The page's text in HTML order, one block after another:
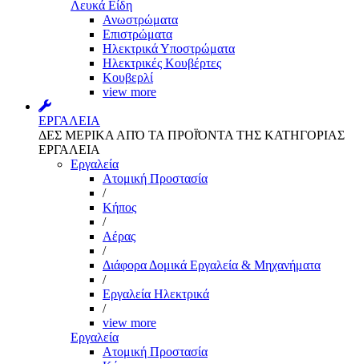
Λευκά Είδη
Ανωστρώματα
Επιστρώματα
Ηλεκτρικά Υποστρώματα
Ηλεκτρικές Κουβέρτες
Κουβερλί
view more
ΕΡΓΑΛΕΙΑ
ΔΕΣ ΜΕΡΙΚΑ ΑΠΌ ΤΑ ΠΡΟΪΌΝΤΑ ΤΗΣ ΚΑΤΗΓΟΡΙΑΣ
ΕΡΓΑΛΕΙΑ
Εργαλεία
Aτομική Προστασία
/
Kήπος
/
Αέρας
/
Διάφορα Δομικά Εργαλεία & Μηχανήματα
/
Εργαλεία Ηλεκτρικά
/
view more
Εργαλεία
Aτομική Προστασία